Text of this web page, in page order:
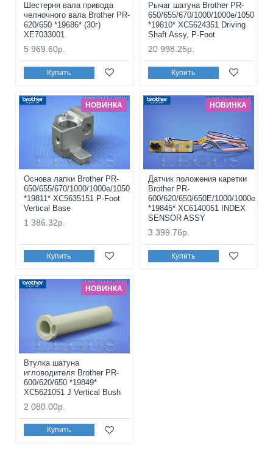
Шестерня вала привода
челночного вала Brother PR-
620/650 *19686* (30г)
XE7033001
5 969.60р.
Купить
Рычаг шатуна Brother PR-
650/655/670/1000/1000e/1050
*19810* XC5624351 Driving
Shaft Assy, P-Foot
20 998.25р.
Купить
НОВИНКА
Основа лапки Brother PR-
650/655/670/1000/1000e/1050
*19811* XC5635151 P-Foot
Vertical Base
1 386.32р.
Купить
НОВИНКА
Датчик положения каретки
Brother PR-
600/620/650/650E/1000/1000e
*19845* XC6140051 INDEX
SENSOR ASSY
3 399.76р.
Купить
НОВИНКА
Втулка шатуна
игловодителя Brother PR-
600/620/650 *19849*
XC5621051 J Vertical Bush
2 080.00р.
Купить